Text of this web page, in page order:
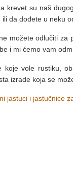
krevet su naš
ili da dođete u neku
možete odlučiti za
i mi ćemo vam
koje vole rustiku,
izrade koja se
jastuci i jastučnice